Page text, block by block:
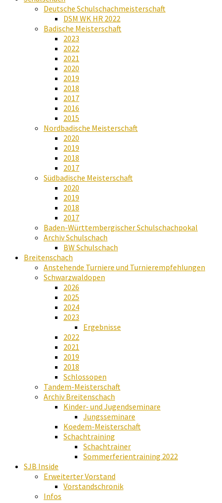
Deutsche Schulschachmeisterschaft
DSM WK HR 2022
Badische Meisterschaft
2023
2022
2021
2020
2019
2018
2017
2016
2015
Nordbadische Meisterschaft
2020
2019
2018
2017
Südbadische Meisterschaft
2020
2019
2018
2017
Baden-Württembergischer Schulschachpokal
Archiv Schulschach
BW Schulschach
Breitenschach
Anstehende Turniere und Turnierempfehlungen
Schwarzwaldopen
2026
2025
2024
2023
Ergebnisse
2022
2021
2019
2018
Schlossopen
Tandem-Meisterschaft
Archiv Breitenschach
Kinder- und Jugendseminare
Jungsseminare
Koedem-Meisterschaft
Schachtraining
Schachtrainer
Sommerferientraining 2022
SJB Inside
Erweiterter Vorstand
Vorstandschronik
Infos